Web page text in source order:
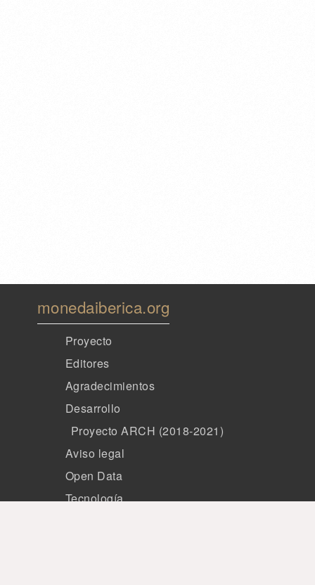
monedaiberica.org
Proyecto
Editores
Agradecimientos
Desarrollo
Proyecto ARCH (2018-2021)
Aviso legal
Open Data
Tecnología